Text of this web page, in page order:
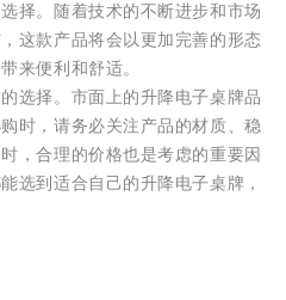
择。随着技术的不断进步和市场
这款产品将会以更加完善的形态
来便利和舒适。
选择。市面上的升降电子桌牌品
时，请务必关注产品的材质、稳
，合理的价格也是考虑的重要因
选到适合自己的升降电子桌牌，